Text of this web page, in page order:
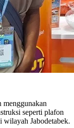
menggunakan
seperti plafon
wilayah Jabodetabek.